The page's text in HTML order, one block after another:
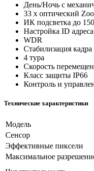
День/Ночь с
33 x оптический
ИК подсветка до
Настройка ID
WDR
Стабилизация кадра
4 тура
Скорость
Класс защиты IP66
Контроль и
Технические характеристики
Модель
Сенсор
Эффективные пиксели
Максимальное